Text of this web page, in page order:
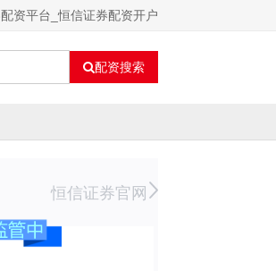
资平台_恒信证券配资开户
配资搜索
恒信证券官网